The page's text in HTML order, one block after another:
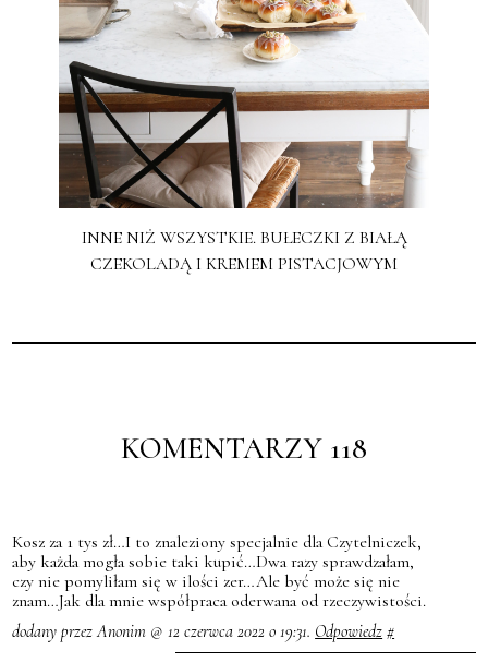
INNE NIŻ WSZYSTKIE. BUŁECZKI Z BIAŁĄ
CZEKOLADĄ I KREMEM PISTACJOWYM
KOMENTARZY 118
Kosz za 1 tys zł…I to znaleziony specjalnie dla Czytelniczek,
aby każda mogła sobie taki kupić…Dwa razy sprawdzałam,
czy nie pomyliłam się w ilości zer…Ale być może się nie
znam…Jak dla mnie współpraca oderwana od rzeczywistości.
dodany przez Anonim @ 12 czerwca 2022 o 19:31. Odpowiedz #